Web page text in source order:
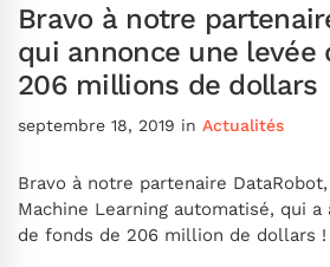
Bravo à notre
qui annonce une levée
206 millions de dollars
septembre 18, 2019 in Actualités
Bravo à notre partenaire
Machine Learning automatisé, qui a
de fonds de 206 million de dollars